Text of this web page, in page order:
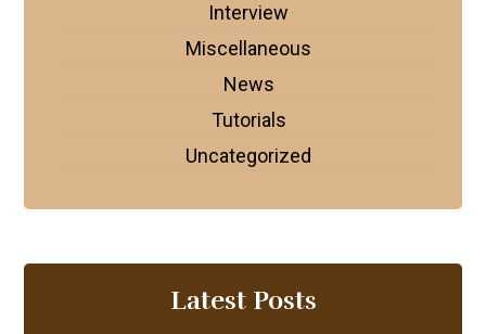
Interview
Miscellaneous
News
Tutorials
Uncategorized
Latest Posts